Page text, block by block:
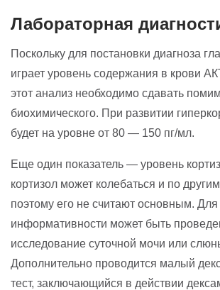
Лабораторная
Поскольку для постановки диагноза
играет уровень содержания в крови
этот анализ необходимо сдавать
биохимического. При развитии
будет на уровне от 80 — 150 пг/мл.
Еще один показатель — уровень
кортизол может колебаться и по
поэтому его не считают основным. Для
информативности может быть
исследование суточной мочи или
Дополнительно проводится малый
тест, заключающийся в действии